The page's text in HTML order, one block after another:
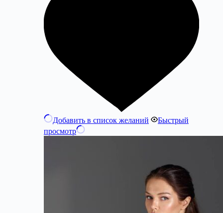
Добавить в список желаний
Быстрый
просмотр